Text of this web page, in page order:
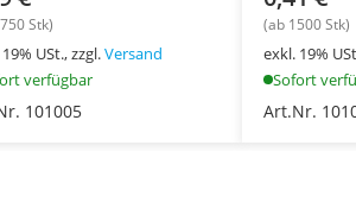
Stk)
USt., zzgl.Versand
verfügbar
101005
(ab 1500 Stk)
exkl. 19%
Sofort
Art.Nr.